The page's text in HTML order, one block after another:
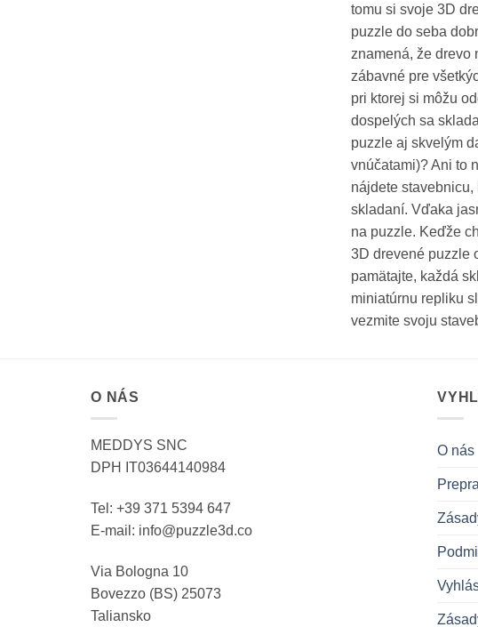
tomu si svoje 3D
puzzle do seba
znamená, že drevo
zábavné pre
pri ktorej si môžu
dospelých sa
puzzle aj skvelým
vnúčatami)? Ani to
nájdete
skladaní. Vďaka
na puzzle. Keďže
3D drevené puzzle
pamätajte, každá
miniatúrnu repliku
vezmite svoju
O NÁS
MEDDYS SNC
DPH IT03644140984
Tel: +39 371 5394 647
E-mail: info@puzzle3d.co
Via Bologna 10
Bovezzo (BS) 25073
Taliansko
O nás